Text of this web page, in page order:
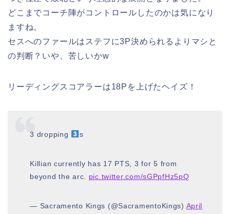
どこまでコーチ陣がコントロールしたのかは気になり
ますね。
セスへのファールはステフに3P決められるよりマシと
の判断？いや、苦しいかw
リーディングスコアラーは18Pを上げたヘイズ！
3 dropping s
Killian currently has 17 PTS, 3 for 5 from
beyond the arc. pic.twitter.com/sGPpfHz5pQ
— Sacramento Kings (@SacramentoKings) April